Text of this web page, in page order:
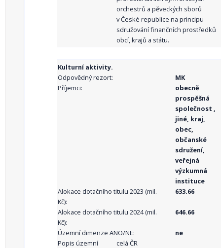
orchestrů a pěveckých sborů
v České republice na principu
sdružování finančních prostředků
obcí, krajů a státu.
Kulturní aktivity.
Odpovědný rezort:
MK
Příjemci:
obecně
prospěšná
společnost ,
jiné, kraj,
obec,
občanské
sdružení,
veřejná
výzkumná
instituce
Alokace dotačního titulu 2023 (mil.
Kč):
633.66
Alokace dotačního titulu 2024 (mil.
Kč):
646.66
Územní dimenze ANO/NE:
ne
Popis územní
celá ČR